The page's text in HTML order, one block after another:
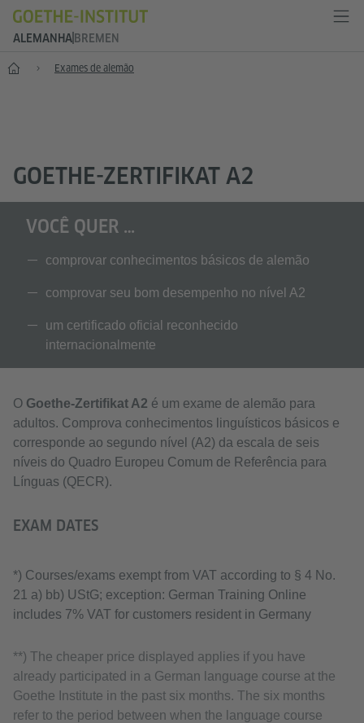
ALEMANHA BREMEN
-- Exames de alemão
GOETHE-ZERTIFIKAT A2
VOCÊ QUER …
comprovar conhecimentos básicos de alemão
comprovar seu bom desempenho no nível A2
um certificado oficial reconhecido
internacionalmente
O Goethe-Zertifikat A2 é um exame de alemão para
adultos. Comprova conhecimentos linguísticos básicos e
corresponde ao segundo nível (A2) da escala de seis
níveis do Quadro Europeu Comum de Referência para
Línguas (QECR).
EXAM DATES
*) Courses/exams exempt from VAT according to § 4 No.
21 a) bb) UStG; exception: German Training Online
includes 7% VAT for customers resident in Germany
**) The cheaper price displayed applies if you have
already participated in a German language course at the
Goethe Institute in the past six months. The six months
refer to the period between when the language course